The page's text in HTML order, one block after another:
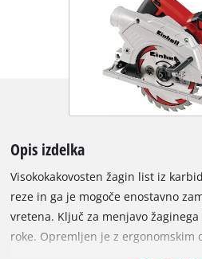
Opis izdelka
Visokokakovosten žagin list iz
reze in ga je mogoče enostavno
vretena. Ključ za menjavo
roke. Opremljen je z ergonomskim